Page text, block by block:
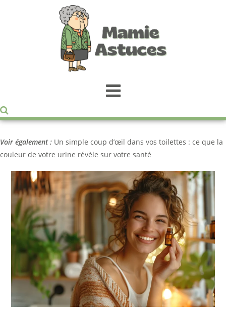
Voir également : Un simple coup d’œil dans vos toilettes : ce que la
couleur de votre urine révèle sur votre santé